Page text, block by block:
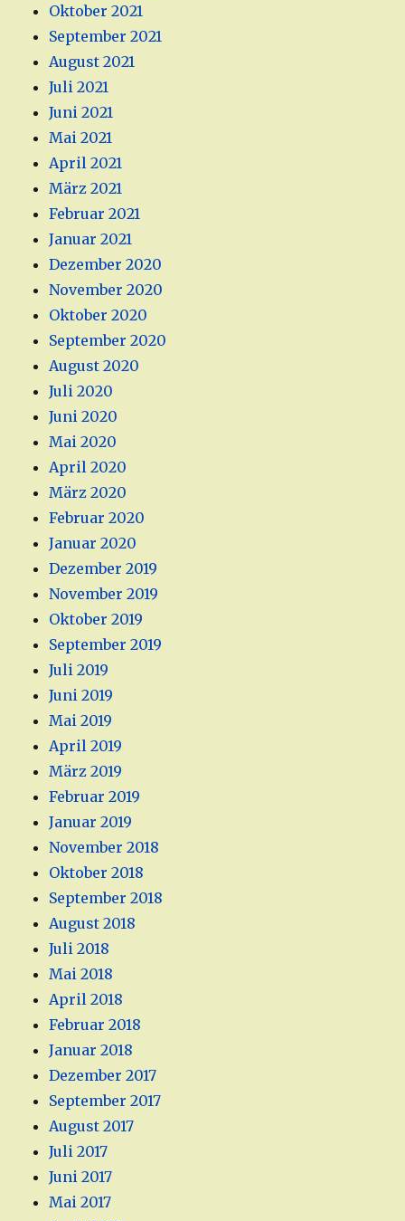
Oktober 2021
September 2021
August 2021
Juli 2021
Juni 2021
Mai 2021
April 2021
März 2021
Februar 2021
Januar 2021
Dezember 2020
November 2020
Oktober 2020
September 2020
August 2020
Juli 2020
Juni 2020
Mai 2020
April 2020
März 2020
Februar 2020
Januar 2020
Dezember 2019
November 2019
Oktober 2019
September 2019
Juli 2019
Juni 2019
Mai 2019
April 2019
März 2019
Februar 2019
Januar 2019
November 2018
Oktober 2018
September 2018
August 2018
Juli 2018
Mai 2018
April 2018
Februar 2018
Januar 2018
Dezember 2017
September 2017
August 2017
Juli 2017
Juni 2017
Mai 2017